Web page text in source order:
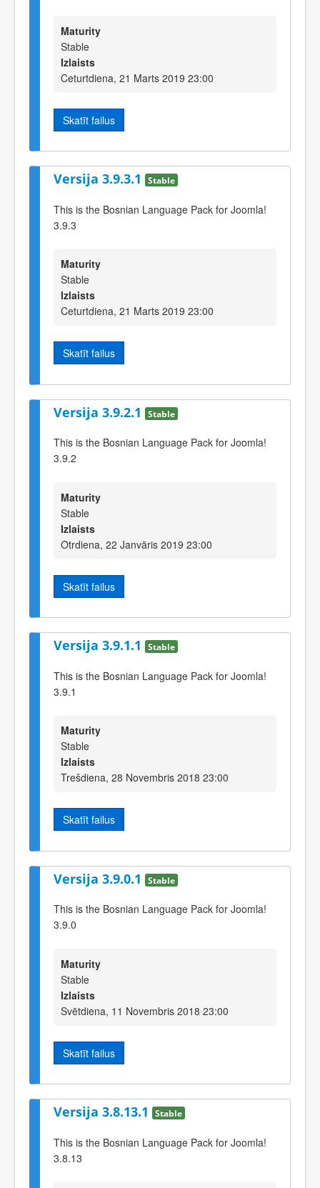
Maturity
Stable
Izlaists
Ceturtdiena, 21 Marts 2019 23:00
Skatīt failus
Versija 3.9.3.1 Stable
This is the Bosnian Language Pack for Joomla!
3.9.3
Maturity
Stable
Izlaists
Ceturtdiena, 21 Marts 2019 23:00
Skatīt failus
Versija 3.9.2.1 Stable
This is the Bosnian Language Pack for Joomla!
3.9.2
Maturity
Stable
Izlaists
Otrdiena, 22 Janvāris 2019 23:00
Skatīt failus
Versija 3.9.1.1 Stable
This is the Bosnian Language Pack for Joomla!
3.9.1
Maturity
Stable
Izlaists
Trešdiena, 28 Novembris 2018 23:00
Skatīt failus
Versija 3.9.0.1 Stable
This is the Bosnian Language Pack for Joomla!
3.9.0
Maturity
Stable
Izlaists
Svētdiena, 11 Novembris 2018 23:00
Skatīt failus
Versija 3.8.13.1 Stable
This is the Bosnian Language Pack for Joomla!
3.8.13